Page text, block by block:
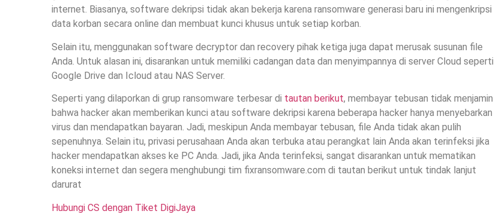
internet. Biasanya, software dekripsi tidak akan bekerja karena ransomware generasi baru ini mengenkripsi
data korban secara online dan membuat kunci khusus untuk setiap korban.
Selain itu, menggunakan software decryptor dan recovery pihak ketiga juga dapat merusak susunan file
Anda. Untuk alasan ini, disarankan untuk memiliki cadangan data dan menyimpannya di server Cloud seperti
Google Drive dan Icloud atau NAS Server.
Seperti yang dilaporkan di grup ransomware terbesar di tautan berikut, membayar tebusan tidak menjamin
bahwa hacker akan memberikan kunci atau software dekripsi karena beberapa hacker hanya menyebarkan
virus dan mendapatkan bayaran. Jadi, meskipun Anda membayar tebusan, file Anda tidak akan pulih
sepenuhnya. Selain itu, privasi perusahaan Anda akan terbuka atau perangkat lain Anda akan terinfeksi jika
hacker mendapatkan akses ke PC Anda. Jadi, jika Anda terinfeksi, sangat disarankan untuk mematikan
koneksi internet dan segera menghubungi tim fixransomware.com di tautan berikut untuk tindak lanjut
darurat
Hubungi CS dengan Tiket DigiJaya